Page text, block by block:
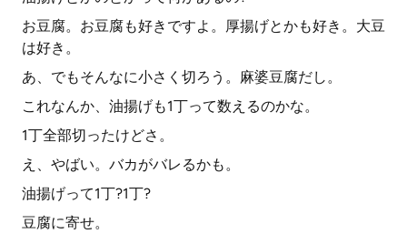
お豆腐。お豆腐も好きですよ。厚揚げとかも好き。大豆
は好き。
あ、でもそんなに小さく切ろう。麻婆豆腐だし。
これなんか、油揚げも1丁って数えるのかな。
1丁全部切ったけどさ。
え、やばい。バカがバレるかも。
油揚げって1丁?1丁?
豆腐に寄せ。